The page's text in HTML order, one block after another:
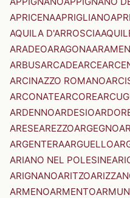
APRICENAAPRIGLIANO
AQUILA D'ARROSCIA
ARADEOARAGONA
ARBUSARCADEARCE
ARCINAZZO ROMANO
ARCONATEARCORE
ARDENNOARDESIO
ARESEAREZZOARGEGNO
ARGENTERAARGUELLO
ARIANO NEL POLESINE
ARIGNANOARITZO
ARMENOARMENTO